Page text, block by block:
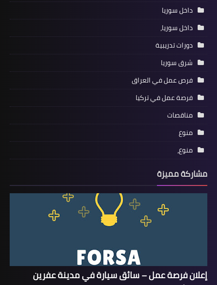
داخل سوريا
داخل سوريا،
دورات تدريبية
شرق سوريا
فرص عمل في العراق
فرصة عمل في تركيا
مناقصات
منوع
منوع،
مشاركة مميزة
إعلان فرصة عمل – سائق سيارة في مدينة عفرين